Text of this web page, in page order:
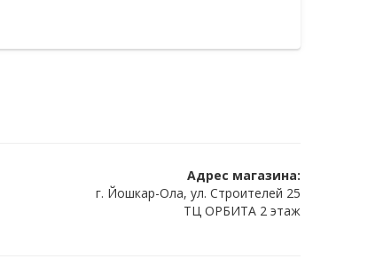
Адрес магазина:
г. Йошкар-Ола, ул. Строителей 25
ТЦ ОРБИТА 2 этаж